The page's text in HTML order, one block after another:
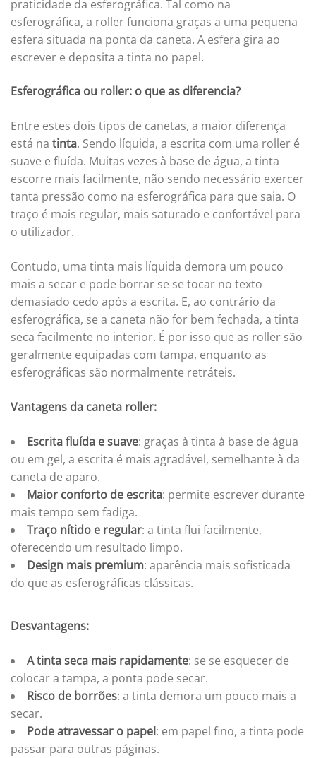
praticidade da esferográfica. Tal como na
esferográfica, a roller funciona graças a uma pequena
esfera situada na ponta da caneta. A esfera gira ao
escrever e deposita a tinta no papel.
Esferográfica ou roller: o que as diferencia?
Entre estes dois tipos de canetas, a maior diferença
está na tinta. Sendo líquida, a escrita com uma roller é
suave e fluída. Muitas vezes à base de água, a tinta
escorre mais facilmente, não sendo necessário exercer
tanta pressão como na esferográfica para que saia. O
traço é mais regular, mais saturado e confortável para
o utilizador.
Contudo, uma tinta mais líquida demora um pouco
mais a secar e pode borrar se se tocar no texto
demasiado cedo após a escrita. E, ao contrário da
esferográfica, se a caneta não for bem fechada, a tinta
seca facilmente no interior. É por isso que as roller são
geralmente equipadas com tampa, enquanto as
esferográficas são normalmente retráteis.
Vantagens da caneta roller:
Escrita fluída e suave: graças à tinta à base de água
ou em gel, a escrita é mais agradável, semelhante à da
caneta de aparo.
Maior conforto de escrita: permite escrever durante
mais tempo sem fadiga.
Traço nítido e regular: a tinta flui facilmente,
oferecendo um resultado limpo.
Design mais premium: aparência mais sofisticada
do que as esferográficas clássicas.
Desvantagens:
A tinta seca mais rapidamente: se se esquecer de
colocar a tampa, a ponta pode secar.
Risco de borrões: a tinta demora um pouco mais a
secar.
Pode atravessar o papel: em papel fino, a tinta pode
passar para outras páginas.